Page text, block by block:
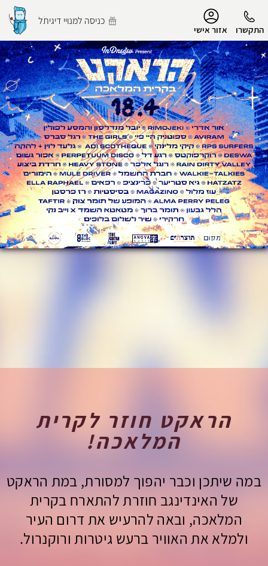
התקשרו אזור אישי
כניסה למנויי דיגיתל
הפרופיל שלי
התנתק
הראקט חוזר לקרית
המלאכה!
במה שיתכן וכבר יהפוך למסורת, במת הראקט
של האינדינגב חוזרת להתארח בקרית
המלאכה, ובאה להרעיש את דרום העיר
ולמלא את האוויר ברעש גיטרות ורוקנרול.